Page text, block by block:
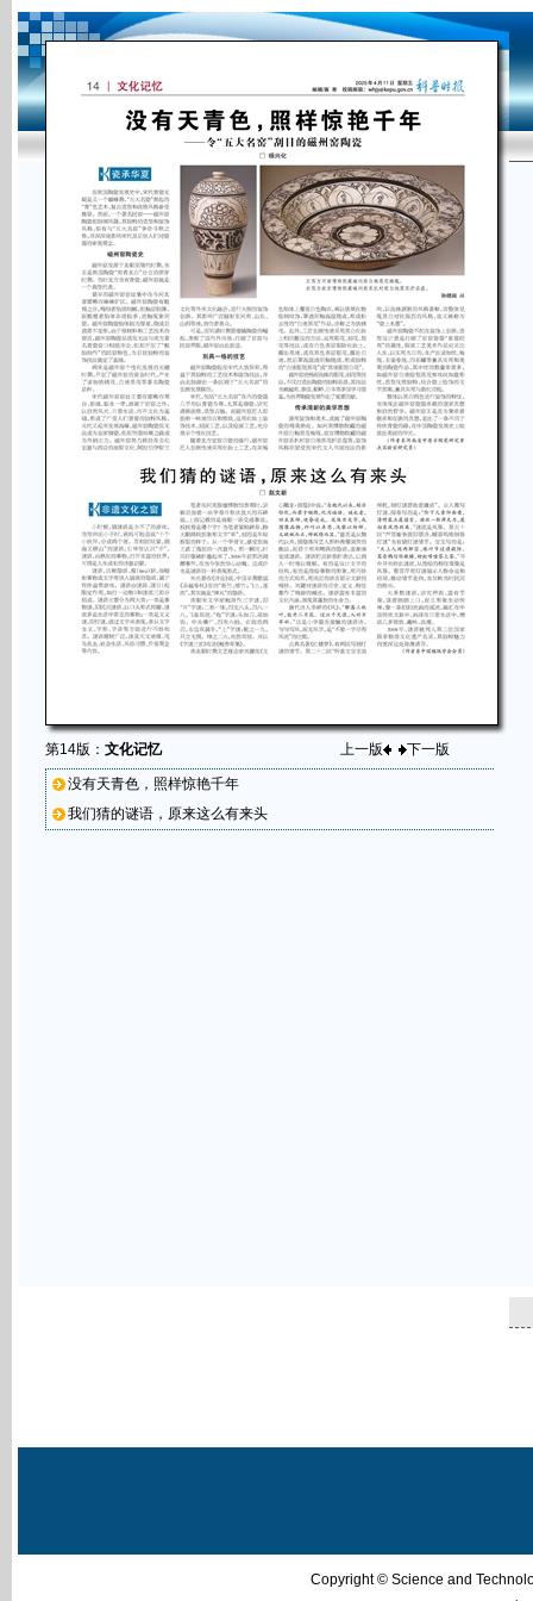
第14版： 文化记忆 上一版 下一版
没有天青色，照样惊艳千年
我们猜的谜语，原来这么有来头
Copyright © Science and